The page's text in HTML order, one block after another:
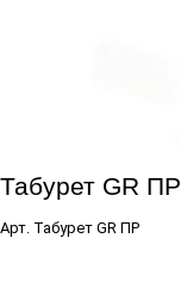
Табурет GR ПР
Арт. Табурет GR ПР